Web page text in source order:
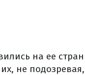
на ее
не